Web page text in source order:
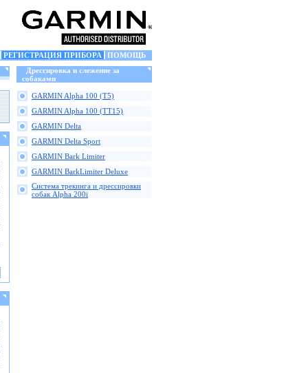
РЕГИСТРАЦИЯ ПРИБОРА
ПОМОЩЬ
Дрессировка и слежение за
собаками
GARMIN Alpha 100 (T5)
GARMIN Alpha 100 (TT15)
GARMIN Delta
GARMIN Delta Sport
GARMIN Bark Limiter
GARMIN BarkLimiter Deluxe
Cистема трекинга и дрессировки
собак Alpha 200i